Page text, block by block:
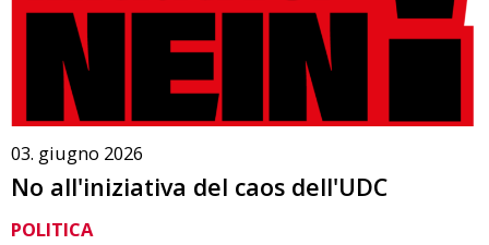
03. giugno 2026
No all'iniziativa del caos dell'UDC
POLITICA